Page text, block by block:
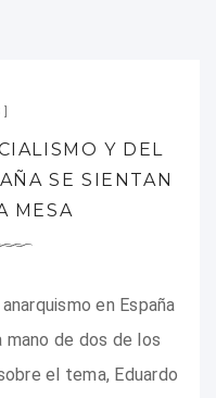
Y DEL
SE SIENTAN
MESA
en España
de dos de los
el tema, Eduardo